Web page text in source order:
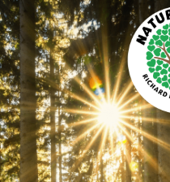
Startseite
Stiftung
Unsere Aktionen
Unsere Flächen